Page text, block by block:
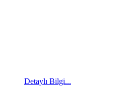
Detaylı Bilgi...